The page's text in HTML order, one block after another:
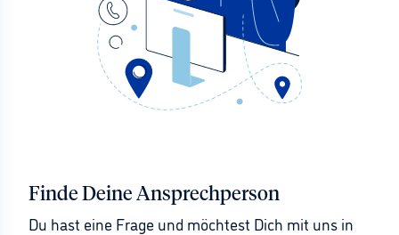
Finde Deine Ansprechperson
Du hast eine Frage und möchtest Dich mit uns in